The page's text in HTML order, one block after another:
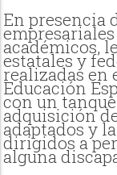
En presencia
académicos,
estatales y
realizadas en
Educación
con un
adquisición
adaptados y
dirigidos a
alguna